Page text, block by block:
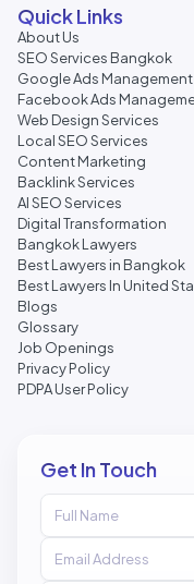
Quick Links
About Us
SEO Services Bangkok
Google Ads Management
Facebook Ads
Web Design Services
Local SEO Services
Content Marketing
Backlink Services
AI SEO Services
Digital Transformation
Bangkok Lawyers
Best Lawyers in Bangkok
Best Lawyers In United
Blogs
Glossary
Job Openings
Privacy Policy
PDPA User Policy
Get In Touch